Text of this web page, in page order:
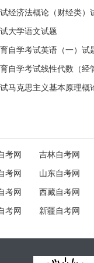
大学语文试题
自学考试英语（一）试
自学考试线性代数（经
马克思主义基本原理概
考网 吉林自考网
考网 山东自考网
考网 西藏自考网
考网 新疆自考网